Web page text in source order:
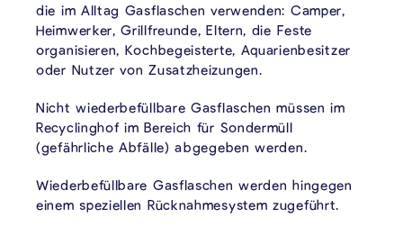
die im Alltag Gasflaschen verwenden: Camper,
Heimwerker, Grillfreunde, Eltern, die Feste
organisieren, Kochbegeisterte, Aquarienbesitzer
oder Nutzer von Zusatzheizungen.
Nicht wiederbefüllbare Gasflaschen müssen im
Recyclinghof im Bereich für Sondermüll
(gefährliche Abfälle) abgegeben werden.
Wiederbefüllbare Gasflaschen werden hingegen
einem speziellen Rücknahmesystem zugeführt.